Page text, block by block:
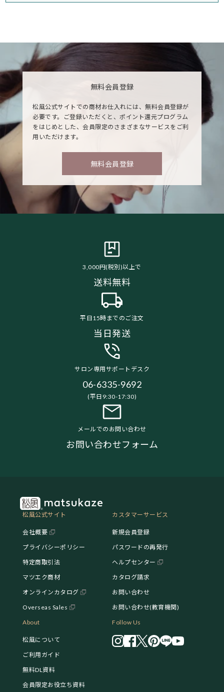
無料会員登録
松風公式サイトでの商材お仕入れには、無料会員登録が
必要です。ご登録いただくと、ポイント還元プログラム
をはじめとした、会員限定のさまざまなサービスをご利
用いただけます。
無料会員登録
3,000円(税別)以上で
送料無料
平日15時までのご注文
当日発送
サロン専用サポートデスク
06-6335-9692
(平日9:30-17:30)
メールでのお問い合わせ
お問い合わせフォーム
松風公式サイト
会社概要
プライバシーポリシー
特定商取引法
マツエク商材
オンラインカタログ
Overseas Sales
カスタマーサービス
新規会員登録
パスワードの再発行
ヘルプセンター
カタログ請求
お問い合わせ
お問い合わせ(教育機関)
About
松風について
ご利用ガイド
無料DL資料
会員限定お役立ち資料
Follow Us